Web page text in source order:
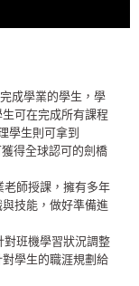
成學業的學生，學
可在完成所有課程
學生則可拿到
得全球認可的劍橋
師授課，擁有多年
技能，做好準備進
班機學習狀況調整
學生的職涯規劃給